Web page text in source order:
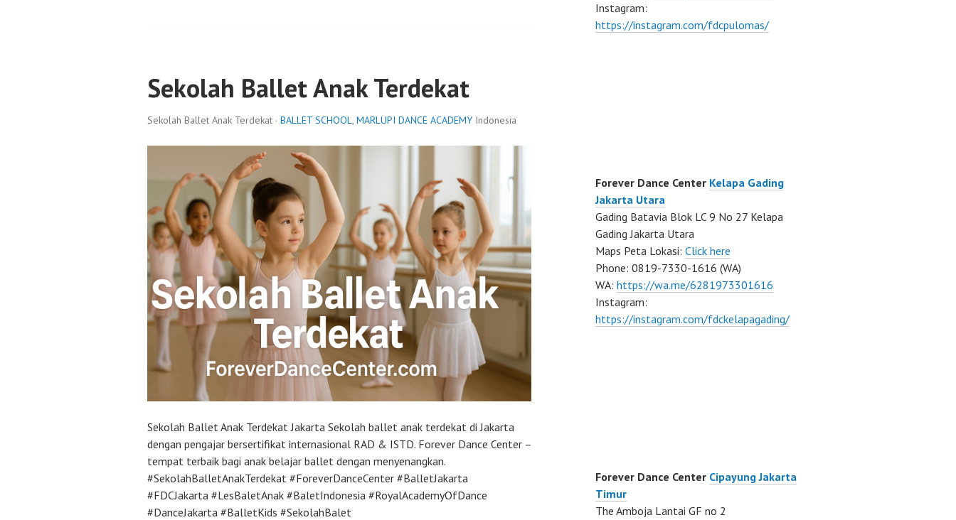
Sekolah Ballet Anak Terdekat
Sekolah Ballet Anak Terdekat · BALLET SCHOOL, MARLUPI DANCE ACADEMY Indonesia
Sekolah Ballet Anak Terdekat Jakarta Sekolah ballet anak terdekat di Jakarta
dengan pengajar bersertifikat internasional RAD & ISTD. Forever Dance Center –
tempat terbaik bagi anak belajar ballet dengan menyenangkan.
#SekolahBalletAnakTerdekat #ForeverDanceCenter #BalletJakarta
#FDCJakarta #LesBaletAnak #BaletIndonesia #RoyalAcademyOfDance
#DanceJakarta #BalletKids #SekolahBalet
Instagram:
https://instagram.com/fdcpulomas/
Forever Dance Center Kelapa Gading
Jakarta Utara
Gading Batavia Blok LC 9 No 27 Kelapa
Gading Jakarta Utara
Maps Peta Lokasi: Click here
Phone: 0819-7330-1616 (WA)
WA: https://wa.me/6281973301616
Instagram:
https://instagram.com/fdckelapagading/
Forever Dance Center Cipayung Jakarta
Timur
The Amboja Lantai GF no 2